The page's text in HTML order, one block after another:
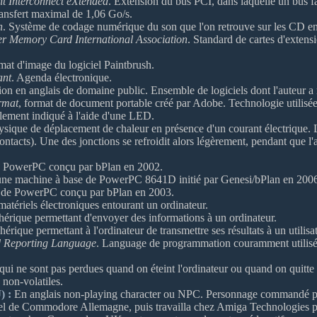
maximal de 1,06 Go/s.
. Système de codage numérique du son que l'on retrouve sur les CD
Memory Card International Association. Standard de cartes
d'image du logiciel Paintbrush.
. Agenda électronique.
en anglais de domaine public. Ensemble de logiciels dont l'auteur a
, format de document portable créé par Adobe. Technologie
indiqué à l'aide d'une LED.
de déplacement de chaleur en présence d'un courant
Une des jonctions se refroidit alors légèrement, pendant que
conçu par bPlan en 2002.
machine à base de PowerPC 8641D initié par Genesi/bPlan en
PowerPC conçu par bPlan en 2003.
électroniques entourant un ordinateur.
permettant d'envoyer des informations à un ordinateur.
permettant à l'ordinateur de transmettre ses résultats à un
Language. Language de programmation couramment
ne sont pas perdues quand on éteint l'ordinateur ou quand on
non-volatiles.
: En anglais non-playing character ou NPC. Personnage commandé
de Commodore Allemagne, puis travailla chez Amiga Technologies